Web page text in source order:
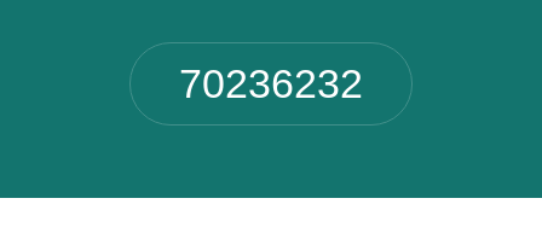
70236232